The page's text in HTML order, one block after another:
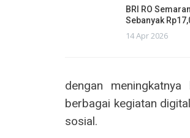
BRI RO
Sebanyak
14 Apr 2026
dengan
berbagai kegiatan
sosial.